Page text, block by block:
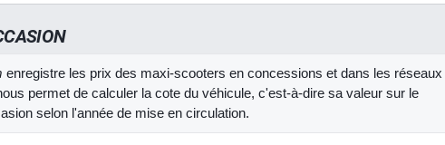
enregistre les prix des maxi-scooters en concessions et dans les réseaux
permet de calculer la cote du véhicule, c'est-à-dire sa valeur sur le
selon l'année de mise en circulation.